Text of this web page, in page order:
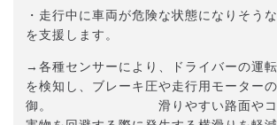
・走行中に車両が危険な状態になりそう
を支援します。
→各種センサーにより、ドライバーの運
を検知し、ブレーキ圧や走行用モーター
御。 滑りやすい路面やコー